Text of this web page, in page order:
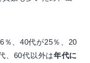
％、40代が25％、20
、60代以外は年代に